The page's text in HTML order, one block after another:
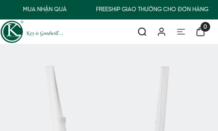
MUA NHẬN QUÀ FREESHIP GIAO THƯỜNG CHO ĐƠN HÀNG
0